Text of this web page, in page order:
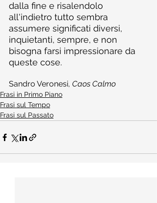
dalla fine e risalendolo
all'indietro tutto sembra
assumere significati diversi,
inquietanti, sempre, e non
bisogna farsi impressionare da
queste cose.
Sandro Veronesi, Caos Calmo
Frasi in Primo Piano
Frasi sul Tempo
Frasi sul Passato